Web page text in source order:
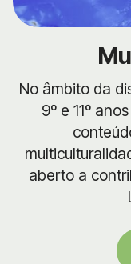
No âmbito da
9º e 11º
aberto a